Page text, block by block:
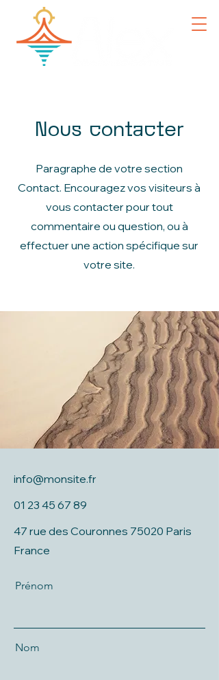
Nous contacter
Paragraphe de votre section
Contact. Encouragez vos visiteurs à
vous contacter pour tout
commentaire ou question, ou à
effectuer une action spécifique sur
votre site.
info@monsite.fr
01 23 45 67 89
47 rue des Couronnes 75020 Paris
France
Prénom
Nom